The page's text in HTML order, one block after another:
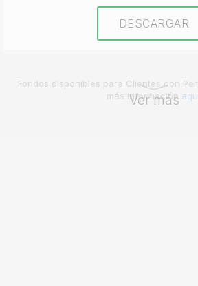
DESCARGAR
Fondos disponibles para Clientes con
más información
Ver más